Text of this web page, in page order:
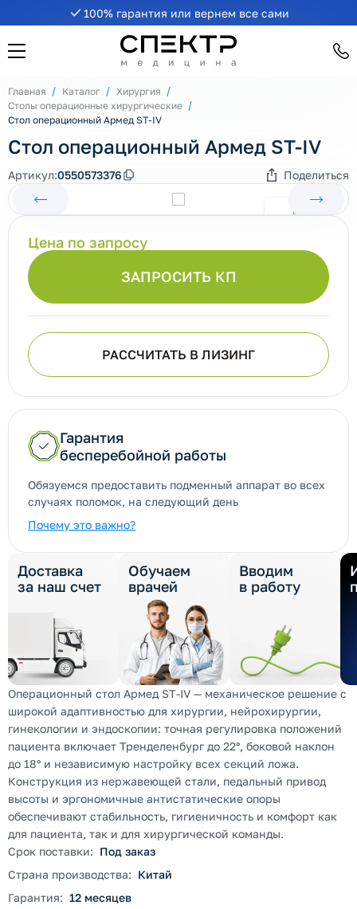
100% гарантия или вернем все сами
Главная Каталог
Хирургия
Столы операционные хирургические
Стол операционный Армед ST-IV
Стол операционный Армед ST-IV
Артикул:0550573376 Поделиться
ЗАПРОСИТЬ КП
Цена по запросу
РАССЧИТАТЬ В ЛИЗИНГ
Гарантия
бесперебойной работы
Обязуемся предоставить подменный аппарат во всех
случаях поломок, на следующий день
Почему это важно?
Доставка
за наш счет
Обучаем
врачей
Вводим
в работу
Операционный стол Армед ST-IV — механическое решение с
широкой адаптивностью для хирургии, нейрохирургии,
гинекологии и эндоскопии: точная регулировка положений
пациента включает Тренделенбург до 22°, боковой наклон
до 18° и независимую настройку всех секций ложа.
Конструкция из нержавеющей стали, педальный привод
высоты и эргономичные антистатические опоры
обеспечивают стабильность, гигиеничность и комфорт как
для пациента, так и для хирургической команды.
Срок поставки: Под заказ
Страна производства: Китай
Гарантия: 12 месяцев